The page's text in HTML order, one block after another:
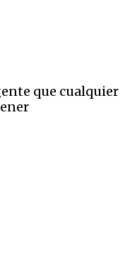
que cualquier